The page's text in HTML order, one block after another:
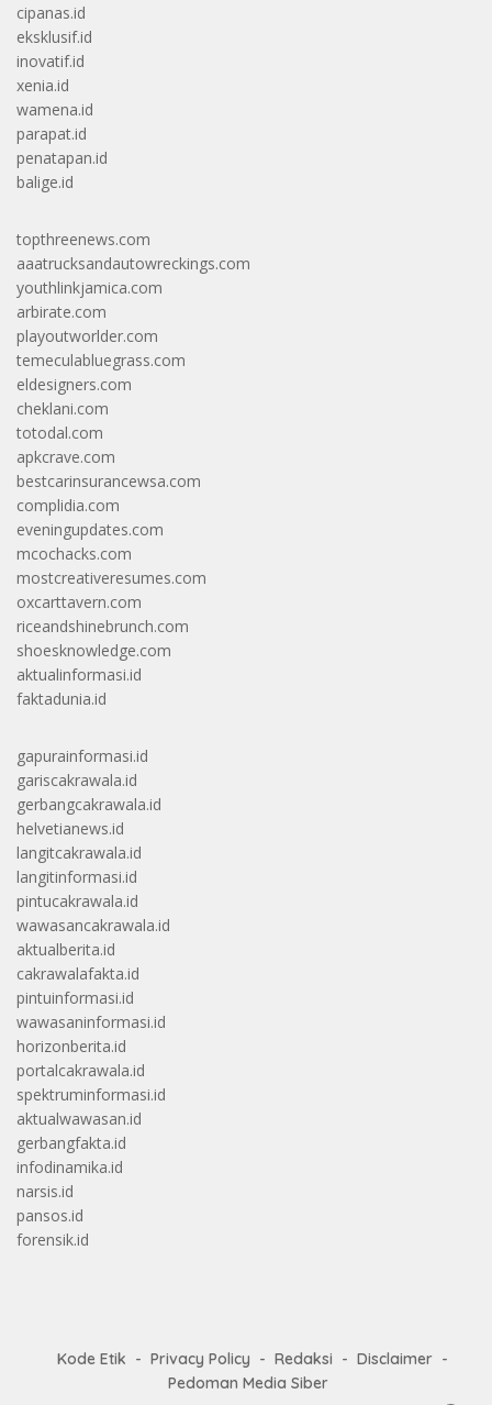
cipanas.id
eksklusif.id
inovatif.id
xenia.id
wamena.id
parapat.id
penatapan.id
balige.id
topthreenews.com
aaatrucksandautowreckings.com
youthlinkjamica.com
arbirate.com
playoutworlder.com
temeculabluegrass.com
eldesigners.com
cheklani.com
totodal.com
apkcrave.com
bestcarinsurancewsa.com
complidia.com
eveningupdates.com
mcochacks.com
mostcreativeresumes.com
oxcarttavern.com
riceandshinebrunch.com
shoesknowledge.com
aktualinformasi.id
faktadunia.id
gapurainformasi.id
gariscakrawala.id
gerbangcakrawala.id
helvetianews.id
langitcakrawala.id
langitinformasi.id
pintucakrawala.id
wawasancakrawala.id
aktualberita.id
cakrawalafakta.id
pintuinformasi.id
wawasaninformasi.id
horizonberita.id
portalcakrawala.id
spektruminformasi.id
aktualwawasan.id
gerbangfakta.id
infodinamika.id
narsis.id
pansos.id
forensik.id
Kode Etik Privacy Policy Redaksi
Disclaimer
Pedoman Media Siber